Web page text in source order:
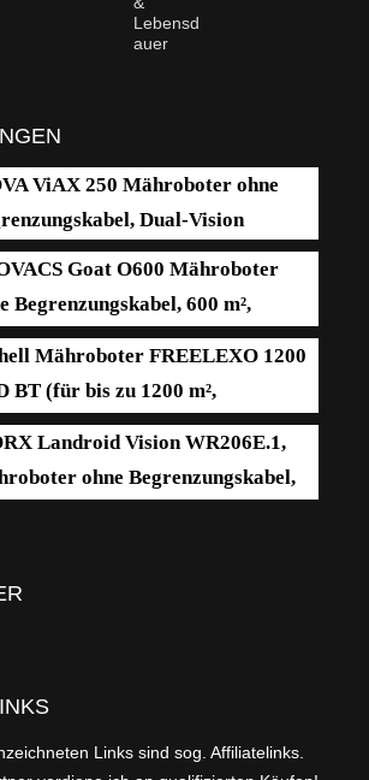
ViAX 250 Mähroboter ohne
Dual-Vision
Goat O600 Mähroboter
Begrenzungskabel, 600 m²,
Navigation,
KI-Hindernisvermeidung, App
0,7 m schmale Stellen
Mähroboter FREELEXO 1200
BT (für bis zu 1200 m²,
Mäher, Bluetooth App-
Steigungen bis 35%, inkl. PXC-
Landroid Vision WR206E.1,
ohne Begrenzungskabel,
Links sind sog. Affiliatelinks.